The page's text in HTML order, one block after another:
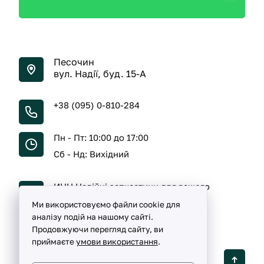
Песочин
вул. Надії, буд. 15-А
+38 (095) 0-810-284
Пн - Пт: 10:00 до 17:00
Сб - Нд: Вихідний
ИНН Надійні запчастини для вашого
Ми використовуємо файли cookie для
аналізу подій на нашому сайті.
Продовжуючи перегляд сайту, ви
приймаєтеумови використання.